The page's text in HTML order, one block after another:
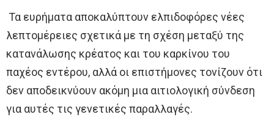
Τα ευρήματα αποκαλύπτουν ελπιδοφόρες νέες
λεπτομέρειες σχετικά με τη σχέση μεταξύ της
κατανάλωσης κρέατος και του καρκίνου του
παχέος εντέρου, αλλά οι επιστήμονες τονίζουν ότι
δεν αποδεικνύουν ακόμη μια αιτιολογική σύνδεση
για αυτές τις γενετικές παραλλαγές.